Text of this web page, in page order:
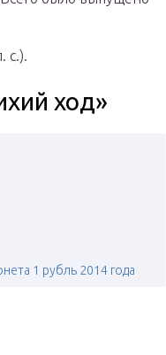
с.).
ход»
1 рубль 2014 года